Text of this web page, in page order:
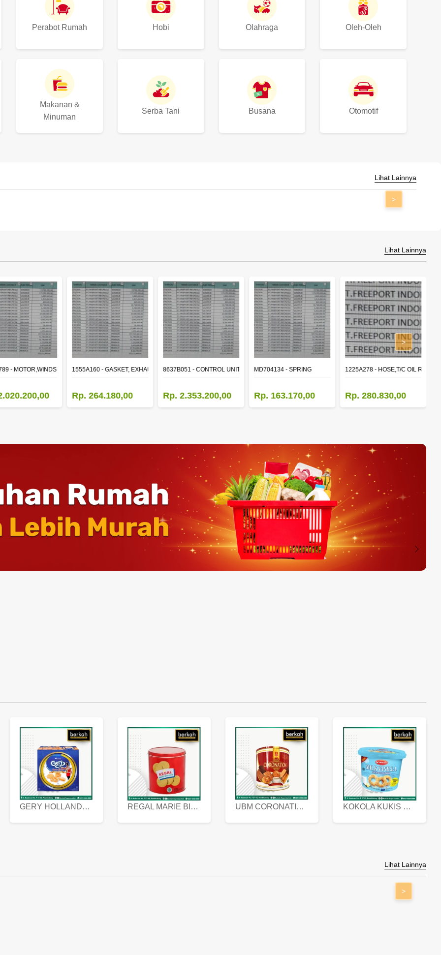
Perabot Rumah Hobi Olahraga Oleh-Oleh
Makanan &
Minuman
Serba Tani Busana Otomotif
Lihat Lainnya
>
Lihat Lainnya
- MOTOR,WINDSHIELD WIPER1555A160 - GASKET, EXHAUST MANIFOLD
Rp. 264.180,00
8637B051 - CONTROL UNIT,TIME & ALARM
Rp. 2.353.200,00
MD704134 - SPRING
Rp. 163.170,00
1225A278 - HOSE,T/C OIL
Rp. 280.830,00
>
GERY HOLLANDA BUTTER COOKIES 450 GRAM REGAL MARIE BISCUIT KALENG 550 GRAM UBM CORONATION ASSORTED BISKUIT KALENG 450 GRAM KOKOLA KUKIS HYGIENIC MILK VANILLA PACK 320 GR
Lihat Lainnya
>